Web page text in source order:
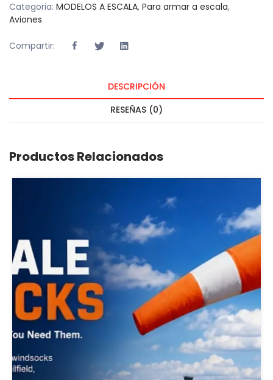
Categoria: MODELOS A ESCALA, Para armar a escala,
Aviones
Compartir:
DESCRIPCIÓN
RESEÑAS (0)
Productos Relacionados